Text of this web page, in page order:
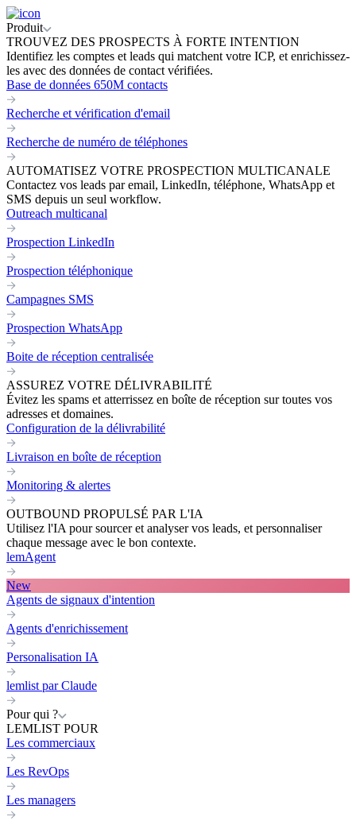
Produit
TROUVEZ DES PROSPECTS À FORTE INTENTION
Identifiez les comptes et leads qui matchent votre ICP, et enrichissez-
les avec des données de contact vérifiées.
Base de données 650M contacts
Recherche et vérification d'email
Recherche de numéro de téléphones
AUTOMATISEZ VOTRE PROSPECTION MULTICANALE
Contactez vos leads par email, LinkedIn, téléphone, WhatsApp et
SMS depuis un seul workflow.
Outreach multicanal
Prospection LinkedIn
Prospection téléphonique
Campagnes SMS
Prospection WhatsApp
Boite de réception centralisée
ASSUREZ VOTRE DÉLIVRABILITÉ
Évitez les spams et atterrissez en boîte de réception sur toutes vos
adresses et domaines.
Configuration de la délivrabilité
Livraison en boîte de réception
Monitoring & alertes
OUTBOUND PROPULSÉ PAR L'IA
Utilisez l'IA pour sourcer et analyser vos leads, et personnaliser
chaque message avec le bon contexte.
lemAgent
New
Agents de signaux d'intention
Agents d'enrichissement
Personalisation IA
lemlist par Claude
Pour qui ?
LEMLIST POUR
Les commerciaux
Les RevOps
Les managers